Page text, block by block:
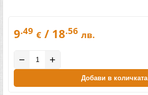
9.49 € / 18.56 лв.
− +
Добави в количката